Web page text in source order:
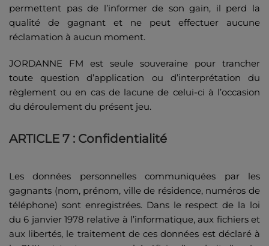
permettent pas de l’informer de son gain, il perd la
qualité de gagnant et ne peut effectuer aucune
réclamation à aucun moment.
JORDANNE FM est seule souveraine pour trancher
toute question d’application ou d’interprétation du
règlement ou en cas de lacune de celui-ci à l’occasion
du déroulement du présent jeu.
ARTICLE 7 : Confidentialité
Les données personnelles communiquées par les
gagnants (nom, prénom, ville de résidence, numéros de
téléphone) sont enregistrées. Dans le respect de la loi
du 6 janvier 1978 relative à l’informatique, aux fichiers et
aux libertés, le traitement de ces données est déclaré à